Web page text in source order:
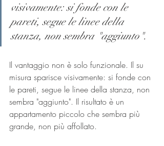
visivamente: si fonde con le
pareti, segue le linee della
stanza, non sembra "aggiunto".
Il vantaggio non è solo funzionale. Il su
misura sparisce visivamente: si fonde con
le pareti, segue le linee della stanza, non
sembra "aggiunto". Il risultato è un
appartamento piccolo che sembra più
grande, non più affollato.